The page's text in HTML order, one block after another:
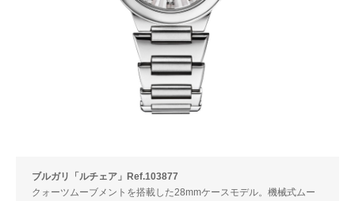
ブルガリ「ルチェア」Ref.103877
クォーツムーブメントを搭載した28mmケースモデル。機械式ムー